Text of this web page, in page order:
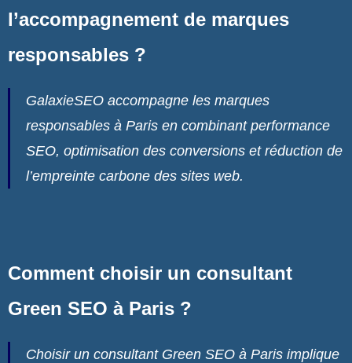
l’accompagnement de marques
responsables ?
GalaxieSEO accompagne les marques
responsables à Paris en combinant performance
SEO, optimisation des conversions et réduction de
l’empreinte carbone des sites web.
Comment choisir un consultant
Green SEO à Paris ?
Choisir un consultant Green SEO à Paris implique